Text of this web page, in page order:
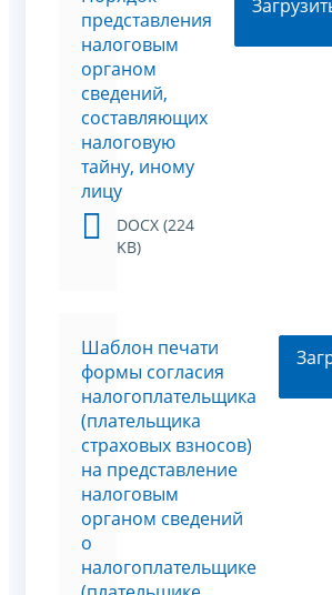
представления
налоговым
органом
сведений,
составляющих
налоговую
тайну, иному
лицу
DOCX (224
KB)
Шаблон печати
формы согласия
налогоплательщика
(плательщика
страховых взносов)
на представление
налоговым
органом сведений
о
налогоплательщике